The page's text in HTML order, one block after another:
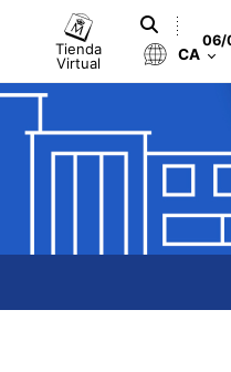
Tienda
Virtual
06/
CA